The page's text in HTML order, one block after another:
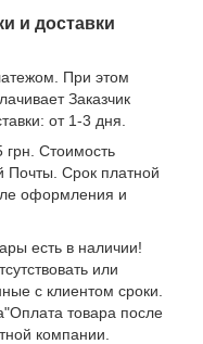
и доставки
При этом
Заказчик
от 1-3 дня.
грн. Стоимость
Почты. Срок платной
оформления и
есть в наличии!
или
с клиентом сроки.
товара после
компании.